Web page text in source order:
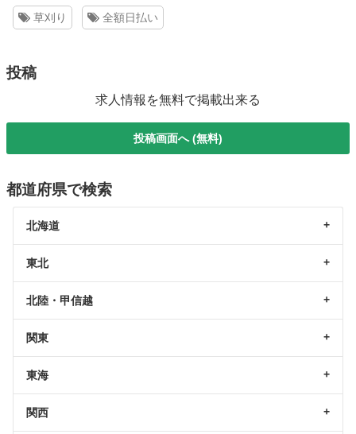
草刈り 全額日払い
投稿
求人情報を無料で掲載出来る
投稿画面へ (無料)
都道府県で検索
北海道
東北
北陸・甲信越
関東
東海
関西